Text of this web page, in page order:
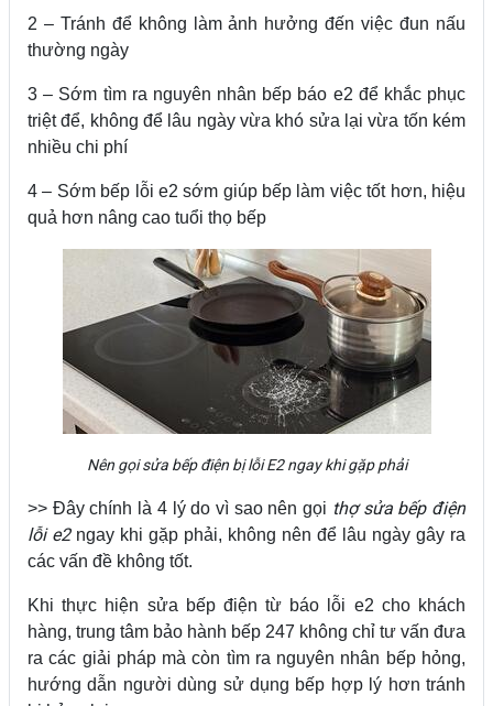
2 – Tránh để không làm ảnh hưởng đến việc đun nấu
thường ngày
3 – Sớm tìm ra nguyên nhân bếp báo e2 để khắc phục
triệt để, không để lâu ngày vừa khó sửa lại vừa tốn kém
nhiều chi phí
4 – Sớm bếp lỗi e2 sớm giúp bếp làm việc tốt hơn, hiệu
quả hơn nâng cao tuổi thọ bếp
Nên gọi sửa bếp điện bị lỗi E2 ngay khi gặp phải
>> Đây chính là 4 lý do vì sao nên gọi thợ sửa bếp điện
lỗi e2ngay khi gặp phải, không nên để lâu ngày gây ra
các vấn đề không tốt.
Khi thực hiện sửa bếp điện từ báo lỗi e2 cho khách
hàng, trung tâm bảo hành bếp 247 không chỉ tư vấn đưa
ra các giải pháp mà còn tìm ra nguyên nhân bếp hỏng,
hướng dẫn người dùng sử dụng bếp hợp lý hơn tránh